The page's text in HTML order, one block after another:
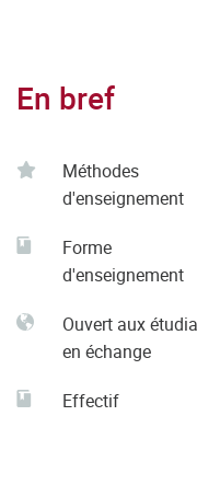
En bref
Méthodes
d'enseignement
Forme
d'enseignement
Ouvert aux
en échange
Effectif